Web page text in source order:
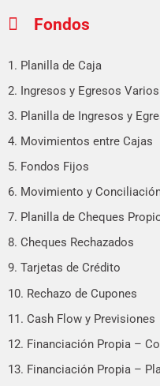
Fondos
1. Planilla de Caja
2. Ingresos y Egresos Varios
3. Planilla de Ingresos y
4. Movimientos entre Cajas
5. Fondos Fijos
6. Movimiento y
7. Planilla de Cheques
8. Cheques Rechazados
9. Tarjetas de Crédito
10. Rechazo de Cupones
11. Cash Flow y Previsiones
12. Financiación Propia –
13. Financiación Propia –